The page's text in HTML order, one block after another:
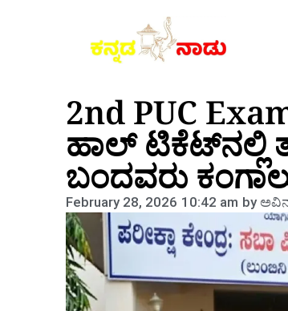
2nd PUC
ಹಾಲ್ ಟಿಕೆಟ್‌ನಲ್ಲಿ
ಬಂದವರು
February 28, 2026 10:42 am by